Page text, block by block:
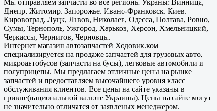
Мы отправляем запчасти во все регионы Украны: Винница,
Днепр, Житомир, Запорожье, Ивано-Франковск, Киев,
Кировоград, Луцк, Львов, Николаев, Одесса, Полтава, Ровно,
Сумы, Тернополь, Ужгород, Харьков, Херсон, Хмельницкий,
Черкассы, Чернигов, Черновцы.
Интернет магазин автозапчастей Ходовик.ком
специализируется на продаже запчастей для грузовых авто,
микроавтобусов (запчасти на бусы), легковые автомобили и
полуприцепы. Мы предлагаем отличные цены на рынке
запчастей и предоставляем высочайшего уровня класс
обслуживания клиентов. Все цены на сайте указаны в
гривне(национальной валюте Украины). Цены на сайте могут
не значительно отличатся от заявленых менеджером.